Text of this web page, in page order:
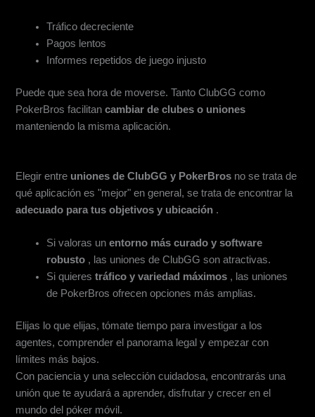
Tráfico decreciente
Pagos lentos
Informes repetidos de juego injusto
Puede que sea hora de moverse. Tanto ClubGG como
PokerBros facilitancambiar de clubes o uniones
manteniendo la misma aplicación.
Elegir entre uniones de ClubGG y PokerBros no se trata de
qué aplicación es "mejor" en general, se trata de encontrar la
adecuado para tus objetivos y ubicación .
Si valoras unentorno más curado y software
robusto , las uniones de ClubGG son atractivas.
Si quierestráfico y variedad máximos , las uniones
de PokerBros ofrecen opciones más amplias.
Elijas lo que elijas, tómate tiempo para investigar a los
agentes, comprender el panorama legal y empezar con
límites más bajos.
Con paciencia y una selección cuidadosa, encontrarás una
unión que te ayudará a aprender, disfrutar y crecer en el
mundo del póker móvil.